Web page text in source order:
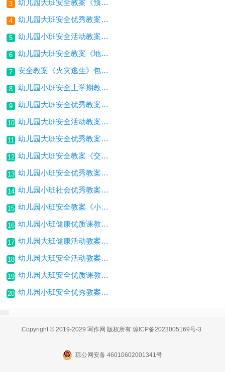
3 幼儿园大班安全教案《预防传染病》包括反思
4 幼儿园大班安全优秀教案《高危我不跳》包含反思
5 幼儿园小班安全活动教案《花桌布》包括反思
6 幼儿园大班安全教案《地震逃生》包含反思
7 安全教案《火灾逃生》包含反思
8 幼儿园小班安全上学期教案《安全滑梯》包含反思
9 幼儿园大班安全优秀教案《反拐骗》
10 幼儿园大班安全活动教案《注意陌生人》包括反思
11 幼儿园大班安全优秀教案《食品安全教育》包括反思
12 幼儿园大班安全教案《交通安全》
13 幼儿园小班安全优秀教案《如何呼救》包含反思
14 幼儿园小班社会优秀教案《安全过马路》包括反思
15 幼儿园小班安全教案《小心路滑》包含反思
16 幼儿园小班健康优质课教案《安全保护耳朵》包括反思
17 幼儿园大班健康活动教案《爱牙》包括反思
18 幼儿园大班安全活动教案《我会坐电梯》
19 幼儿园大班安全优质课教案《不去这里玩》包含反思
20 幼儿园小班安全优秀教案《十只小猫》包含反思
Copyright © 2019-2029 写作网 版权所有 琼ICP备2023005169号-3
琼公网安备 46010602001341号